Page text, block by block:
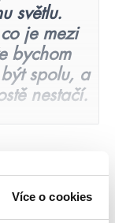
Více o cookies
světlu.
je mezi
bychom
spolu, a
nestačí.